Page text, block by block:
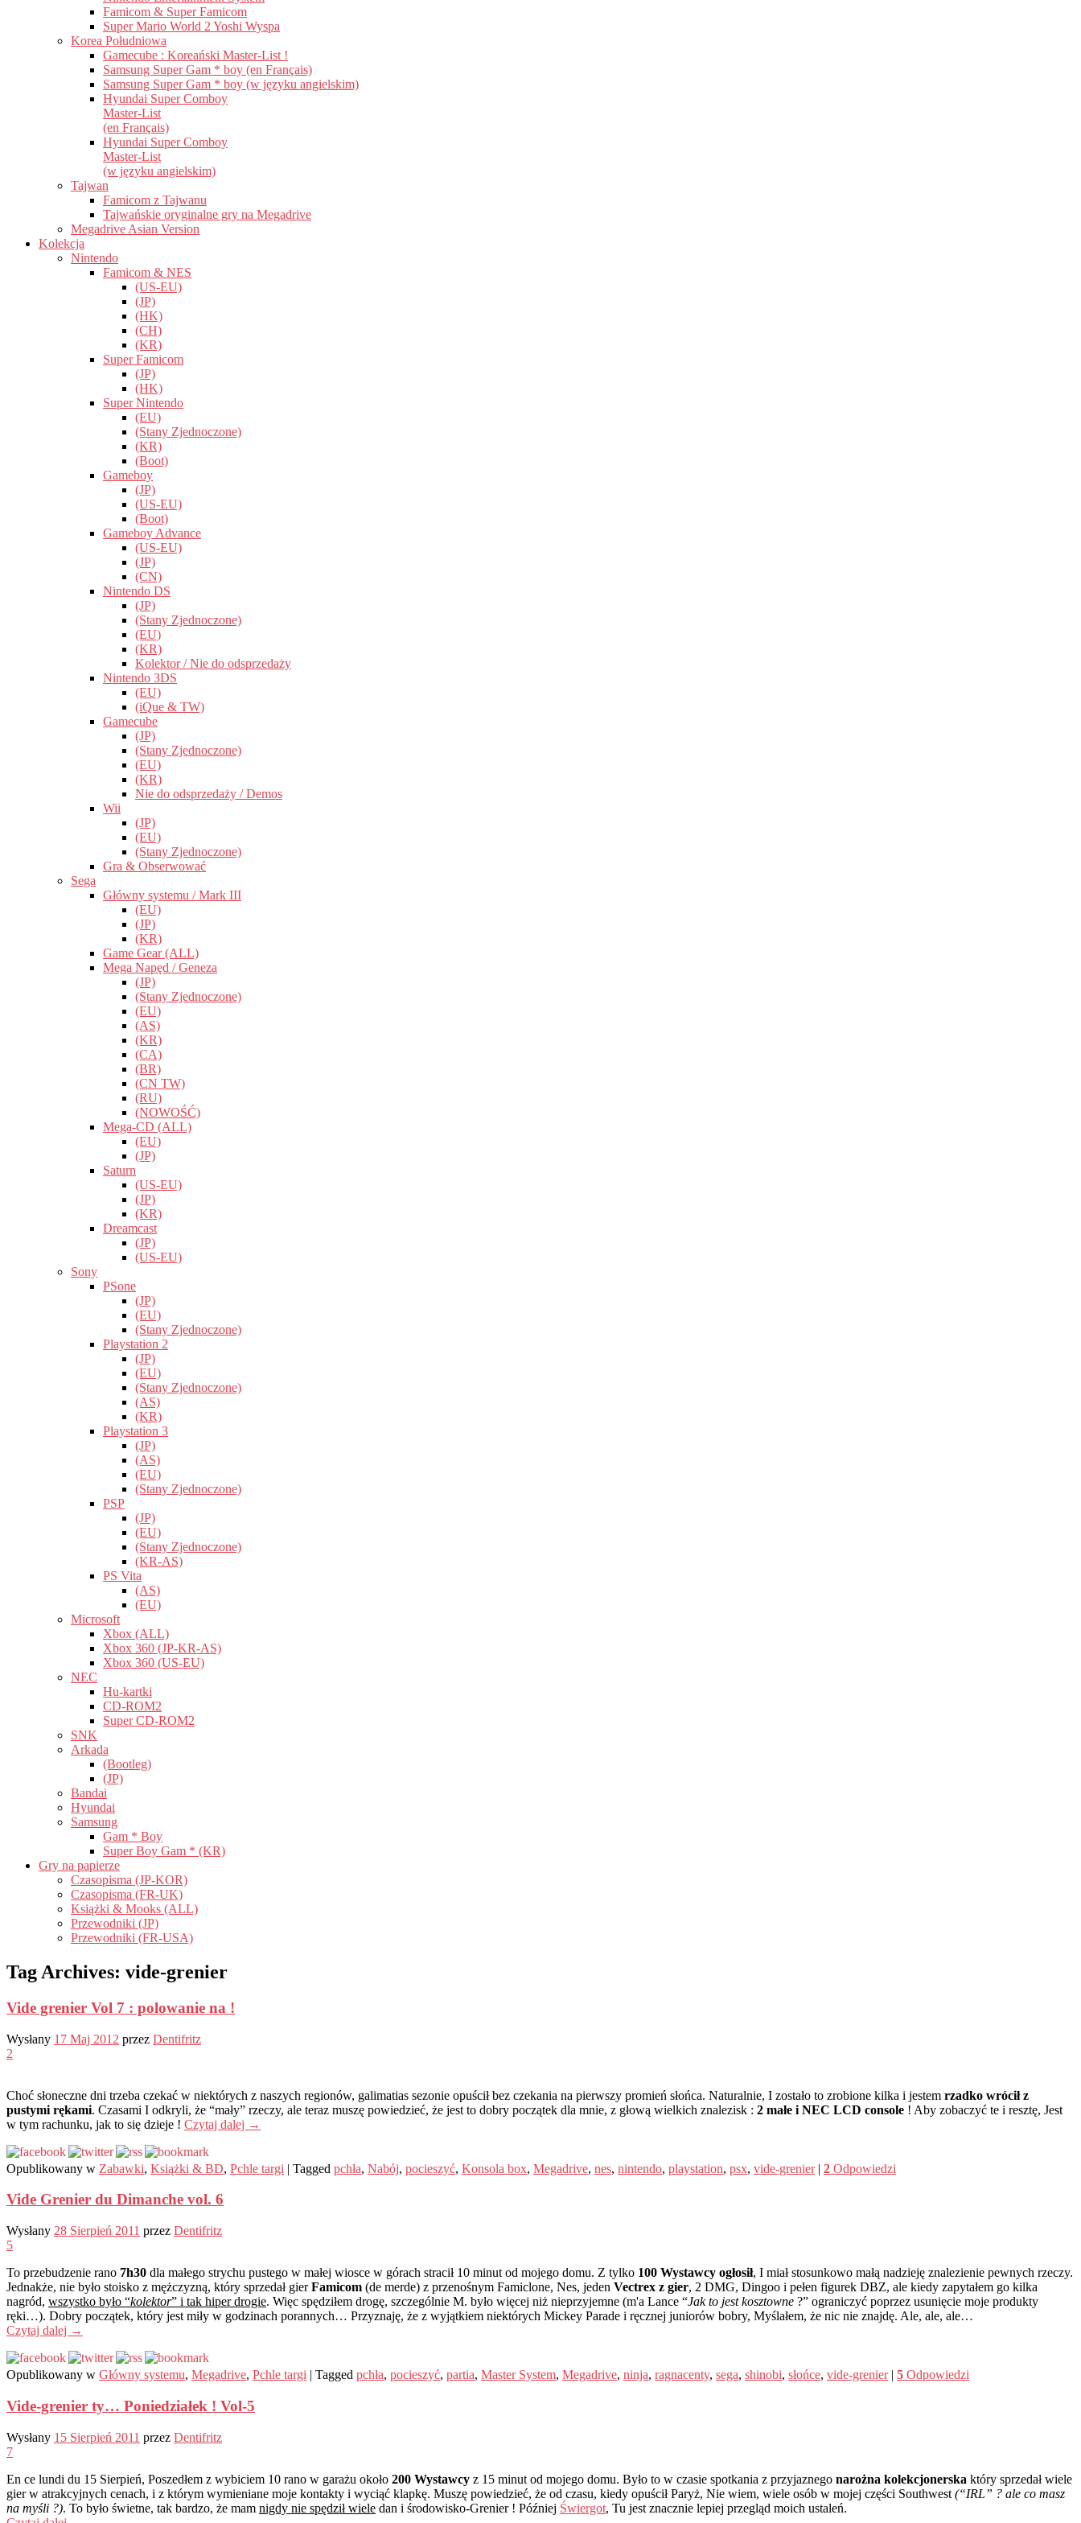
Famicom & Super Famicom
Super Mario World 2 Yoshi Wyspa
Korea Południowa
Gamecube : Koreański Master-List !
Samsung Super Gam * boy (en Français)
Samsung Super Gam * boy (w języku angielskim)
Hyundai Super Comboy
Master-List
(en Français)
Hyundai Super Comboy
Master-List
(w języku angielskim)
Tajwan
Famicom z Tajwanu
Tajwańskie oryginalne gry na Megadrive
Megadrive Asian Version
Kolekcja
Nintendo
Famicom & NES
(US-EU)
(JP)
(HK)
(CH)
(KR)
Super Famicom
(JP)
(HK)
Super Nintendo
(EU)
(Stany Zjednoczone)
(KR)
(Boot)
Gameboy
(JP)
(US-EU)
(Boot)
Gameboy Advance
(US-EU)
(JP)
(CN)
Nintendo DS
(JP)
(Stany Zjednoczone)
(EU)
(KR)
Kolektor / Nie do odsprzedaży
Nintendo 3DS
(EU)
(iQue & TW)
Gamecube
(JP)
(Stany Zjednoczone)
(EU)
(KR)
Nie do odsprzedaży / Demos
Wii
(JP)
(EU)
(Stany Zjednoczone)
Gra & Obserwować
Sega
Główny systemu / Mark III
(EU)
(JP)
(KR)
Game Gear (ALL)
Mega Napęd / Geneza
(JP)
(Stany Zjednoczone)
(EU)
(AS)
(KR)
(CA)
(BR)
(CN TW)
(RU)
(NOWOŚĆ)
Mega-CD (ALL)
(EU)
(JP)
Saturn
(US-EU)
(JP)
(KR)
Dreamcast
(JP)
(US-EU)
Sony
PSone
(JP)
(EU)
(Stany Zjednoczone)
Playstation 2
(JP)
(EU)
(Stany Zjednoczone)
(AS)
(KR)
Playstation 3
(JP)
(AS)
(EU)
(Stany Zjednoczone)
PSP
(JP)
(EU)
(Stany Zjednoczone)
(KR-AS)
PS Vita
(AS)
(EU)
Microsoft
Xbox (ALL)
Xbox 360 (JP-KR-AS)
Xbox 360 (US-EU)
NEC
Hu-kartki
CD-ROM2
Super CD-ROM2
SNK
Arkada
(Bootleg)
(JP)
Bandai
Hyundai
Samsung
Gam * Boy
Super Boy Gam * (KR)
Gry na papierze
Czasopisma (JP-KOR)
Czasopisma (FR-UK)
Książki & Mooks (ALL)
Przewodniki (JP)
Przewodniki (FR-USA)
Tag Archives: vide-grenier
Vide grenier Vol 7 : polowanie na !
Wysłany 17 Maj 2012 przez Dentifritz
2
Choć słoneczne dni trzeba czekać w niektórych z naszych regionów, galimatias sezonie opuścił bez czekania na pierwszy promień słońca. Naturalnie, I zostało to zrobione kilka i jestem rzadko wrócił z
pustymi rękami. Czasami I odkryli, że “mały” rzeczy, ale teraz muszę powiedzieć, że jest to dobry początek dla mnie, z głową wielkich znalezisk : 2 małe i NEC LCD console ! Aby zobaczyć te i resztę, Jest
w tym rachunku, jak to się dzieje ! Czytaj dalej →
Opublikowany w Zabawki, Książki & BD, Pchle targi | Tagged pchła, Nabój, pocieszyć, Konsola box, Megadrive, nes, nintendo, playstation, psx, vide-grenier | 2 Odpowiedzi
Vide Grenier du Dimanche vol. 6
Wysłany 28 Sierpień 2011 przez Dentifritz
5
To przebudzenie rano 7h30 dla małego strychu pustego w małej wiosce w górach stracił 10 minut od mojego domu. Z tylko 100 Wystawcy ogłosił, I miał stosunkowo małą nadzieję znalezienie pewnych rzeczy.
Jednakże, nie było stoisko z mężczyzną, który sprzedał gierFamicom (de merde) z przenośnym Famiclone, Nes, jeden Vectrex z gier, 2 DMG, Dingoo i pełen figurek DBZ, ale kiedy zapytałem go kilka
nagród, wszystko było “kolektor” i tak hiper drogie. Więc spędziłem drogę, szczególnie M. było więcej niż nieprzyjemne (m'a Lance “Jak to jest kosztowne ?” ograniczyć poprzez usunięcie moje produkty
ręki…). Dobry początek, który jest miły w godzinach porannych… Przyznaję, że z wyjątkiem niektórych Mickey Parade i ręcznej juniorów bobry, Myślałem, że nic nie znajdę. Ale, ale, ale…
Czytaj dalej →
Opublikowany w Główny systemu, Megadrive, Pchle targi | Tagged pchła, pocieszyć, partia, Master System, Megadrive, ninja, ragnacenty, sega, shinobi, słońce, vide-grenier | 5 Odpowiedzi
Vide-grenier ty… Poniedziałek ! Vol-5
Wysłany 15 Sierpień 2011 przez Dentifritz
7
En ce lundi du 15 Sierpień, Poszedłem z wybiciem 10 rano w garażu około 200 Wystawcy z 15 minut od mojego domu. Było to w czasie spotkania z przyjaznego narożna kolekcjonerska który sprzedał wiele
gier w atrakcyjnych cenach, i z którym wymieniane moje kontakty i wyciąć klapkę. Muszę powiedzieć, że od czasu, kiedy opuścił Paryż, Nie wiem, wiele osób w mojej części Southwest (“IRL” ? ale co masz
na myśli ?). To było świetne, tak bardzo, że mam nigdy nie spędził wiele dan i środowisko-Grenier ! Później Świergot, Tu jest znacznie lepiej przegląd moich ustaleń.